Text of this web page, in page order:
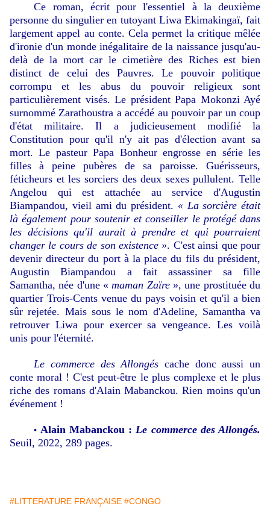
Ce roman, écrit pour l'essentiel à la deuxième
personne du singulier en tutoyant Liwa Ekimakingaï, fait
largement appel au conte. Cela permet la critique mêlée
d'ironie d'un monde inégalitaire de la naissance jusqu'au-
delà de la mort car le cimetière des Riches est bien
distinct de celui des Pauvres. Le pouvoir politique
corrompu et les abus du pouvoir religieux sont
particulièrement visés. Le président Papa Mokonzi Ayé
surnommé Zarathoustra a accédé au pouvoir par un coup
d'état militaire. Il a judicieusement modifié la
Constitution pour qu'il n'y ait pas d'élection avant sa
mort. Le pasteur Papa Bonheur engrosse en série les
filles à peine pubères de sa paroisse. Guérisseurs,
féticheurs et les sorciers des deux sexes pullulent. Telle
Angelou qui est attachée au service d'Augustin
Biampandou, vieil ami du président. « La sorcière était
là également pour soutenir et conseiller le protégé dans
les décisions qu'il aurait à prendre et qui pourraient
changer le cours de son existence ». C'est ainsi que pour
devenir directeur du port à la place du fils du président,
AugustinBiampandou
a fait assassiner sa fille
Samantha, née d'une «maman Zaïre », une prostituée du
quartier Trois-Cents venue du pays voisin et qu'il a bien
sûr rejetée. Mais sous le nom d'Adeline, Samantha va
retrouver Liwa pour exercer sa vengeance. Les voilà
unis pour l'éternité.
Le commerce des Allongéscache donc aussi un
conte moral ! C'est peut-être le plus complexe et le plus
riche des romans d'Alain Mabanckou. Rien moins qu'un
événement !
• Alain Mabanckou : Le commerce des Allongés.
Seuil, 2022, 289 pages.
#LITTERATURE FRANÇAISE #CONGO